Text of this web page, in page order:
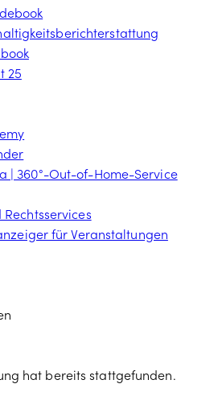
25
| 360°-Out-of-Home-Service
für Veranstaltungen
hat bereits stattgefunden.